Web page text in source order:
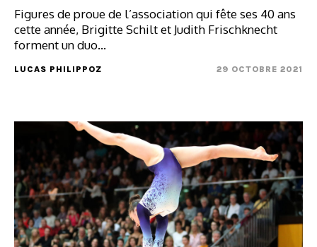
Figures de proue de l’association qui fête ses 40 ans
cette année, Brigitte Schilt et Judith Frischknecht
forment un duo...
LUCAS PHILIPPOZ 29 OCTOBRE 2021